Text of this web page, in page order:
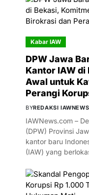
Kabar IAW
DPW Jawa
Kantor IAW di
Awal untuk
Perangi
BYREDAKSI IAWNEWS
IAWNews.com –
(DPW) Provinsi
kantor baru
(IAW) yang